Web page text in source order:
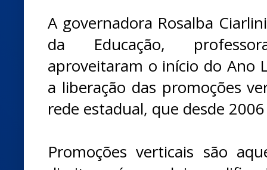
A governadora Rosalba
da Educação,
aproveitaram o início do Ano
a liberação das promoções
rede estadual, que desde
Promoções verticais são